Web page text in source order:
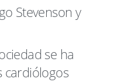
Stevenson y
se ha
cardiólogos